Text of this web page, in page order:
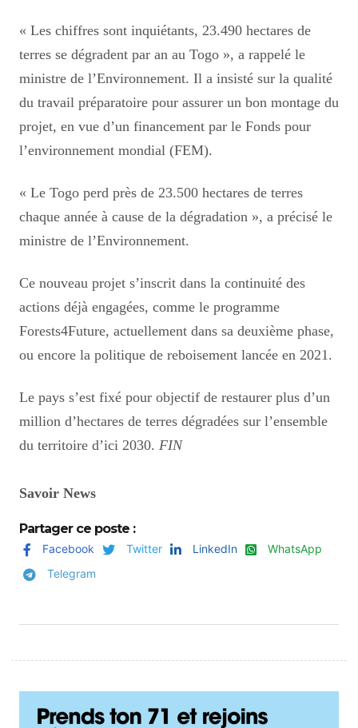
« Les chiffres sont inquiétants, 23.490 hectares de
terres se dégradent par an au Togo », a rappelé le
ministre de l’Environnement. Il a insisté sur la qualité
du travail préparatoire pour assurer un bon montage du
projet, en vue d’un financement par le Fonds pour
l’environnement mondial (FEM).
« Le Togo perd près de 23.500 hectares de terres
chaque année à cause de la dégradation », a précisé le
ministre de l’Environnement.
Ce nouveau projet s’inscrit dans la continuité des
actions déjà engagées, comme le programme
Forests4Future, actuellement dans sa deuxième phase,
ou encore la politique de reboisement lancée en 2021.
Le pays s’est fixé pour objectif de restaurer plus d’un
million d’hectares de terres dégradées sur l’ensemble
du territoire d’ici 2030. FIN
Savoir News
Partager ce poste :
Facebook Twitter LinkedIn
WhatsApp
Telegram